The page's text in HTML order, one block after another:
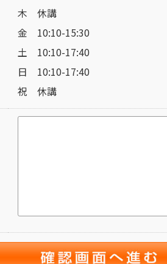
木 休講
金 10:10-15:30
土 10:10-17:40
日 10:10-17:40
祝 休講